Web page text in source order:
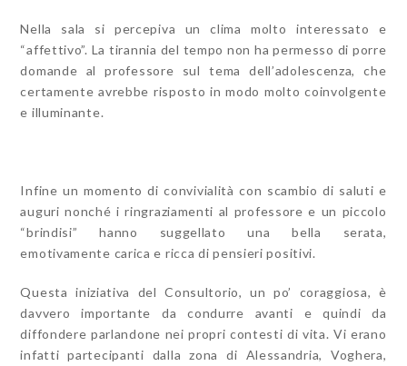
Nella sala si percepiva un clima molto interessato e
“affettivo”. La tirannia del tempo non ha permesso di porre
domande al professore sul tema dell’adolescenza, che
certamente avrebbe risposto in modo molto coinvolgente
e illuminante.
Infine un momento di convivialità con scambio di saluti e
auguri nonché i ringraziamenti al professore e un piccolo
“brindisi” hanno suggellato una bella serata,
emotivamente carica e ricca di pensieri positivi.
Questa iniziativa del Consultorio, un po’ coraggiosa, è
davvero importante da condurre avanti e quindi da
diffondere parlandone nei propri contesti di vita. Vi erano
infatti partecipanti dalla zona di Alessandria, Voghera,